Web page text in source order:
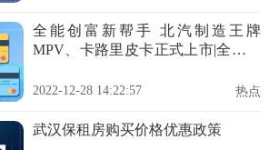
全能创富新帮手 北汽制造王牌
MPV、卡路里皮卡正式上市|全球微
2022-12-28 14:22:57 热点
武汉保租房购买价格优惠政策